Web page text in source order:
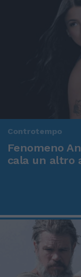
Controtempo
Fenomeno
cala un altro